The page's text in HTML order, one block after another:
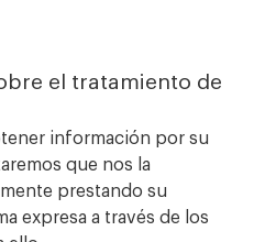
el tratamiento de
información por su
que nos la
prestando su
expresa a través de los